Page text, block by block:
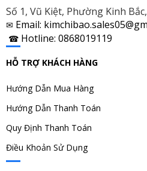
Số 1, Vũ Kiệt, Phường Kinh
✉ Email:
☎ Hotline: 0868019119
HỖ TRỢ KHÁCH HÀNG
Hướng Dẫn Mua Hàng
Hướng Dẫn Thanh Toán
Quy Định Thanh Toán
Điều Khoản Sử Dụng